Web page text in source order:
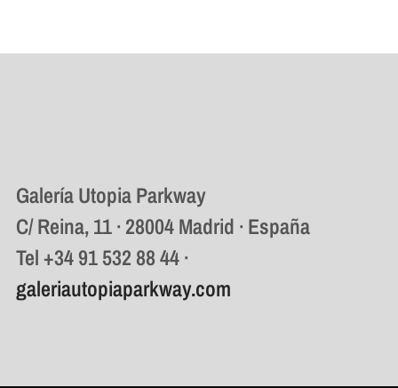
Galería Utopia Parkway
C/ Reina, 11 · 28004 Madrid · España
Tel +34 91 532 88 44 ·
galeriautopiaparkway.com